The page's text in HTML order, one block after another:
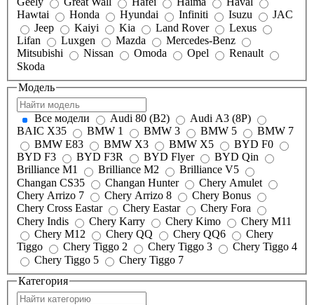
Hawtai
Honda Hyundai Infiniti Isuzu
JAC
Jeep
Kaiyi Kia Land Rover
Lexus
Lifan
Luxgen Mazda
Mercedes-Benz
Mitsubishi
Nissan Omoda Opel
Renault
Skoda
Модель
Все модели Audi 80 (B2)
Audi A3 (8P)
BAIC X35
BMW 1 BMW 3 BMW 5
BMW 7
BMW E83
BMW X3 BMW X5
BYD F0
BYD F3
BYD F3R BYD Flyer
BYD Qin
Brilliance M1
Brilliance M2
Brilliance V5
Changan CS35
Changan Hunter
Chery Amulet
Chery Arrizo 7
Chery Arrizo 8
Chery Bonus
Chery Cross Eastar
Chery Eastar
Chery Fora
Chery Indis
Chery Karry Chery Kimo
Chery M11
Chery M12
Chery QQ Chery QQ6
Chery
Tiggo
Chery Tiggo 2 Chery Tiggo 3
Chery Tiggo 4
Chery Tiggo 5
Chery Tiggo 7
Категория